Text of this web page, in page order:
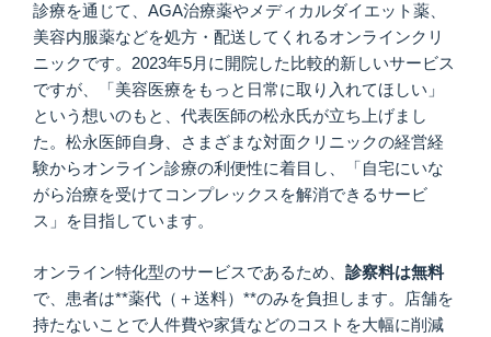
診療を通じて、AGA治療薬やメディカルダイエット薬、
美容内服薬などを処方・配送してくれるオンラインクリ
ニックです。2023年5月に開院した比較的新しいサービス
ですが、「美容医療をもっと日常に取り入れてほしい」
という想いのもと、代表医師の松永氏が立ち上げまし
た。松永医師自身、さまざまな対面クリニックの経営経
験からオンライン診療の利便性に着目し、「自宅にいな
がら治療を受けてコンプレックスを解消できるサービ
ス」を目指しています。
オンライン特化型のサービスであるため、 診察料は無料
で、患者は**薬代（＋送料）**のみを負担します。店舗を
持たないことで人件費や家賃などのコストを大幅に削減